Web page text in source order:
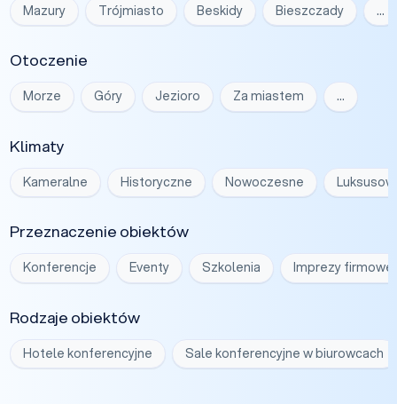
Mazury Trójmiasto Beskidy Bieszczady …
Otoczenie
Morze Góry Jezioro Za miastem …
Klimaty
Kameralne Historyczne Nowoczesne
Przeznaczenie obiektów
Konferencje Eventy Szkolenia Imprezy firmowe
Rodzaje obiektów
Hotele konferencyjne Sale konferencyjne w biurowcach